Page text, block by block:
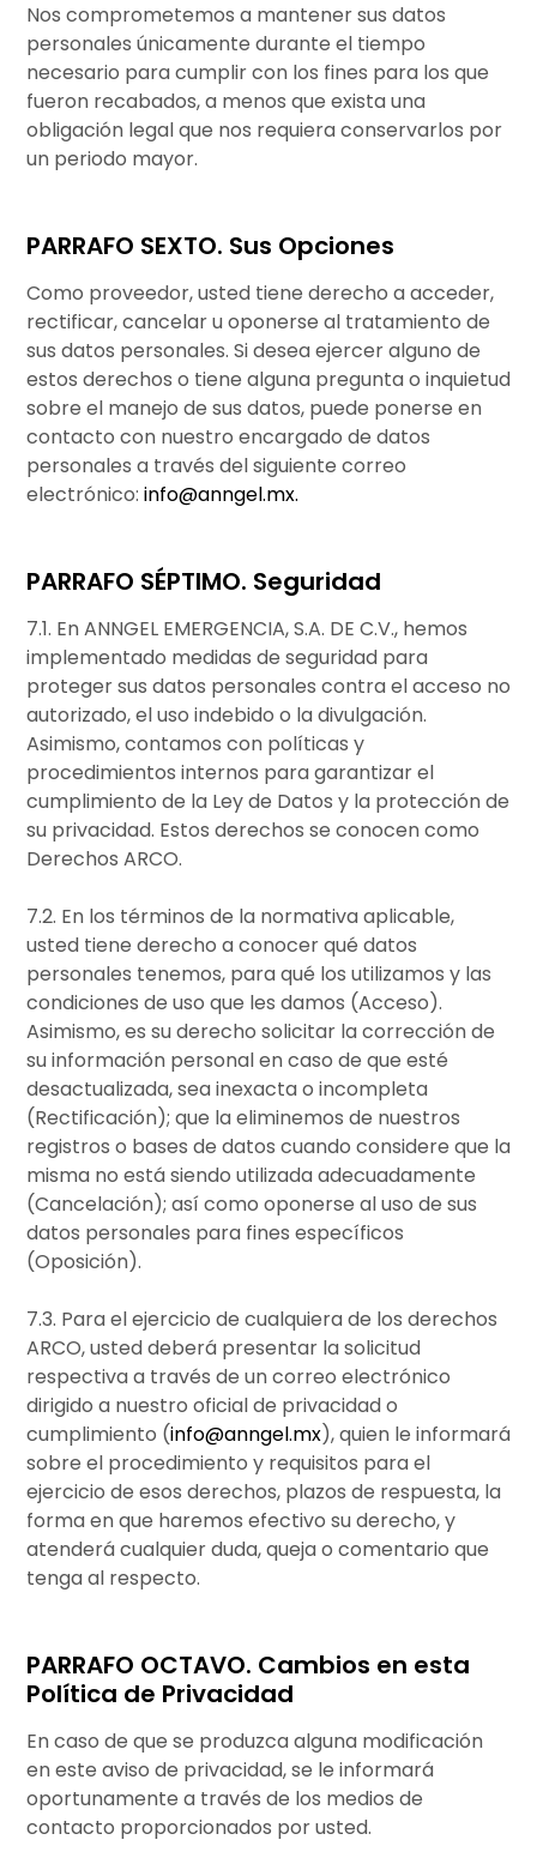
Nos comprometemos a mantener sus datos
personales únicamente durante el tiempo
necesario para cumplir con los fines para los que
fueron recabados, a menos que exista una
obligación legal que nos requiera conservarlos por
un periodo mayor.
PARRAFO SEXTO. Sus Opciones
Como proveedor, usted tiene derecho a acceder,
rectificar, cancelar u oponerse al tratamiento de
sus datos personales. Si desea ejercer alguno de
estos derechos o tiene alguna pregunta o inquietud
sobre el manejo de sus datos, puede ponerse en
contacto con nuestro encargado de datos
personales a través del siguiente correo
electrónico: info@anngel.mx.
PARRAFO SÉPTIMO. Seguridad
7.1. En ANNGEL EMERGENCIA, S.A. DE C.V., hemos
implementado medidas de seguridad para
proteger sus datos personales contra el acceso no
autorizado, el uso indebido o la divulgación.
Asimismo, contamos con políticas y
procedimientos internos para garantizar el
cumplimiento de la Ley de Datos y la protección de
su privacidad. Estos derechos se conocen como
Derechos ARCO.
7.2. En los términos de la normativa aplicable,
usted tiene derecho a conocer qué datos
personales tenemos, para qué los utilizamos y las
condiciones de uso que les damos (Acceso).
Asimismo, es su derecho solicitar la corrección de
su información personal en caso de que esté
desactualizada, sea inexacta o incompleta
(Rectificación); que la eliminemos de nuestros
registros o bases de datos cuando considere que la
misma no está siendo utilizada adecuadamente
(Cancelación); así como oponerse al uso de sus
datos personales para fines específicos
(Oposición).
7.3. Para el ejercicio de cualquiera de los derechos
ARCO, usted deberá presentar la solicitud
respectiva a través de un correo electrónico
dirigido a nuestro oficial de privacidad o
cumplimiento (info@anngel.mx), quien le informará
sobre el procedimiento y requisitos para el
ejercicio de esos derechos, plazos de respuesta, la
forma en que haremos efectivo su derecho, y
atenderá cualquier duda, queja o comentario que
tenga al respecto.
PARRAFO OCTAVO. Cambios en esta
Política de Privacidad
En caso de que se produzca alguna modificación
en este aviso de privacidad, se le informará
oportunamente a través de los medios de
contacto proporcionados por usted.